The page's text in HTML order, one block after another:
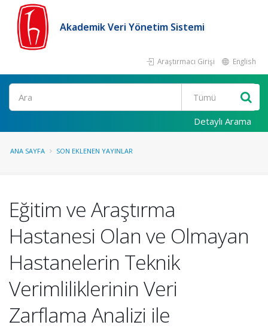
Akademik Veri Yönetim Sistemi
Araştırmacı Girişi English
Ara
Detaylı Arama
ANA SAYFA SON EKLENEN YAYINLAR
Eğitim ve Araştırma
Hastanesi Olan ve Olmayan
Hastanelerin Teknik
Verimliliklerinin Veri
Zarflama Analizi ile